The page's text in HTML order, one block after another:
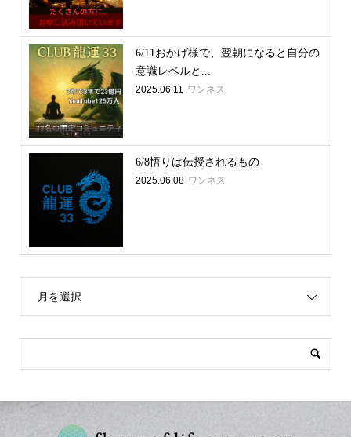
6/11おかげ様で、翌朝になると自分の
意識レベルと...
2025.06.11 ワンネス
6/8悟りは伝授されるもの
2025.06.08 ワンネス
月を選択